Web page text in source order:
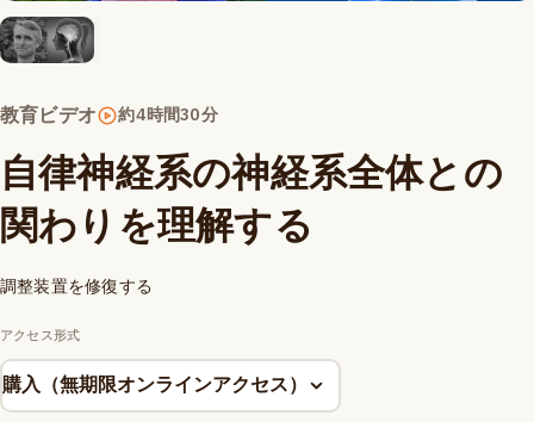
教育ビデオ 約4時間30分
自律神経系の神経系全体との
関わりを理解する
調整装置を修復する
アクセス形式